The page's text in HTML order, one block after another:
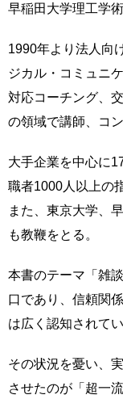
早稲田大学理工学
1990年より法人向
ジカル・コミュニ
対応コーチング、
の領域で講師、コ
大手企業を中心に
職者1000人以上の
また、東京大学、
も教鞭をとる。
本書のテーマ「雑
口であり、信頼関
は広く認知されてい
その状況を憂い、
させたのが「超一